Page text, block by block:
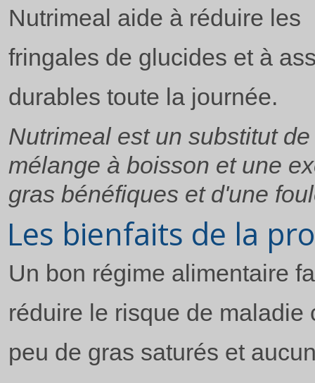
Nutrimeal aide à réduire les
fringales de glucides et à
durables toute la journée.
Nutrimeal est un substitut
mélange à boisson et une
gras bénéfiques et d'une
Les bienfaits de la
Un bon régime alimentaire
réduire le risque de
peu de gras saturés et